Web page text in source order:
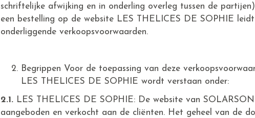
schriftelijke afwijking en in onderling overleg tussen de
een bestelling op de website LES THELICES DE SOPHIE
onderliggende verkoopsvoorwaarden.
Begrippen Voor de toepassing van deze
LES THELICES DE SOPHIE wordt verstaan onder:
2.1. LES THELICES DE SOPHIE: De website van
aangeboden en verkocht aan de cliënten. Het geheel van de